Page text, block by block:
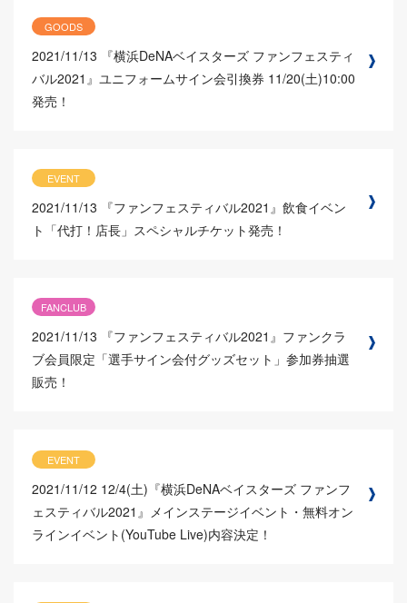
GOODS
2021/11/13
『横浜DeNAベイスターズ ファンフェスティ
バル2021』ユニフォームサイン会引換券 11/20(土)10:00
発売！
EVENT
2021/11/13
『ファンフェスティバル2021』飲食イベン
ト「代打！店長」スペシャルチケット発売！
FANCLUB
2021/11/13
『ファンフェスティバル2021』ファンクラ
ブ会員限定「選手サイン会付グッズセット」参加券抽選
販売！
EVENT
2021/11/12 12/4(土)『横浜DeNAベイスターズ ファンフ
ェスティバル2021』メインステージイベント・無料オン
ラインイベント(YouTube Live)内容決定！